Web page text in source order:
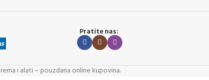
Pratite nas:
i alati – pouzdana online kupovina.